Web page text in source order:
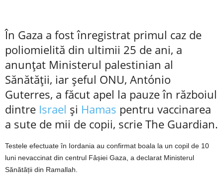
În Gaza a fost înregistrat primul caz de
poliomielită din ultimii 25 de ani, a
anunțat Ministerul palestinian al
Sănătății, iar șeful ONU, António
Guterres, a făcut apel la pauze în războiul
dintre Israel și Hamas pentru vaccinarea
a sute de mii de copii, scrie The Guardian.
Testele efectuate în Iordania au confirmat boala la un copil de 10
luni nevaccinat din centrul Fâșiei Gaza, a declarat Ministerul
Sănătății din Ramallah.